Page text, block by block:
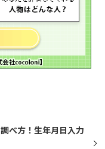
べ方！生年月日入力